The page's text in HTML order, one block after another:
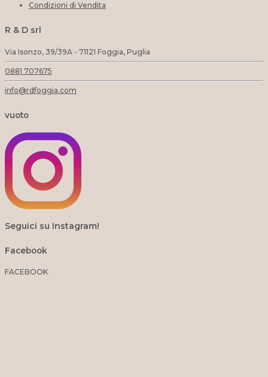
Condizioni di Vendita
R & D srl
Via Isonzo, 39/39A - 71121 Foggia, Puglia
0881 707675
info@rdfoggia.com
vuoto
Seguici su Instagram!
Facebook
FACEBOOK